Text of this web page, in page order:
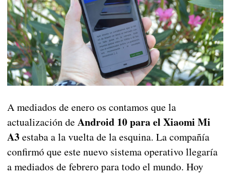
A mediados de enero os contamos que la
actualización de Android 10 para el Xiaomi Mi
A3estaba a la vuelta de la esquina. La compañía
confirmó que este nuevo sistema operativo llegaría
a mediados de febrero para todo el mundo. Hoy